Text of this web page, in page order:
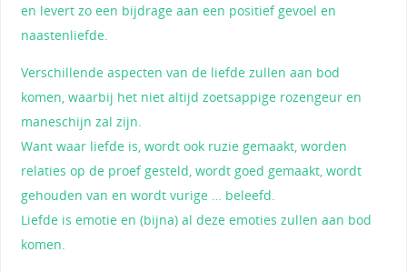
en levert zo een bijdrage aan een positief gevoel en
naastenliefde.
Verschillende aspecten van de liefde zullen aan bod
komen, waarbij het niet altijd zoetsappige rozengeur en
maneschijn zal zijn.
Want waar liefde is, wordt ook ruzie gemaakt, worden
relaties op de proef gesteld, wordt goed gemaakt, wordt
gehouden van en wordt vurige … beleefd.
Liefde is emotie en (bijna) al deze emoties zullen aan bod
komen.